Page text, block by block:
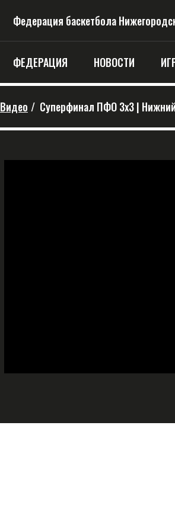
Федерация баскетбола
ФЕДЕРАЦИЯ НОВОСТИ
Видео / Суперфинал ПФО 3х3 |